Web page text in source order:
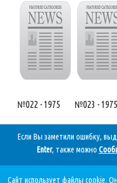
№022 - 1975 №023 - 1975
Если Вы заметили ошибку,
Enter, также можно
Дата последнего обновления:
Сайт использует файлы cookie.